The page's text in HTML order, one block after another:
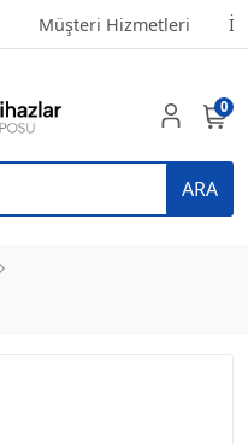
Müşteri Hizmetleri
ARA
0